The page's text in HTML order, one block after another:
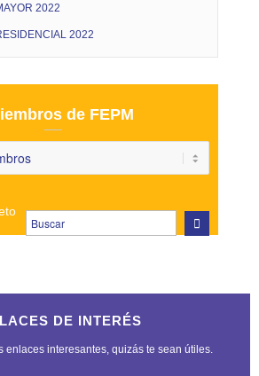
2022
2022
de FEPM
DE INTERÉS
enlaces interesantes, quizás te sean útiles.